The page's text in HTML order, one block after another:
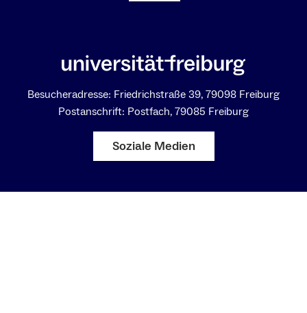
Besucheradresse: Friedrichstraße 39, 79098 Freiburg
Postanschrift: Postfach, 79085 Freiburg
Soziale Medien